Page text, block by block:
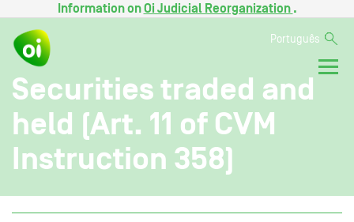
Information onOi Judicial Reorganization .
Português
Securities traded and
held (Art. 11 of CVM
Instruction 358)